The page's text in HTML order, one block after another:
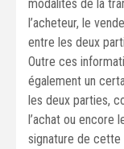
modalités de la
l’acheteur, le
entre les deux
Outre ces
également un
les deux parties,
l’achat ou encore
signature de